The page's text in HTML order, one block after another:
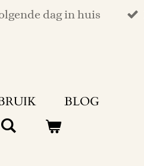
dag in huis
BLOG